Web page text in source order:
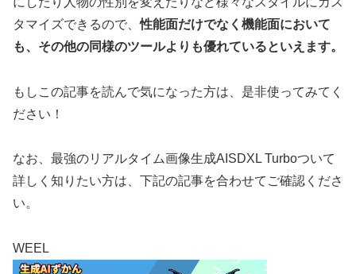
タマイズできるので、性能面だけでなく機能面において
も、その他の同様のツールよりも優れているといえます。
もしこの記事を読んで気になった方は、是非使ってみてく
ださい！
なお、最強のリアルタイム画像生成AISDXL Turboついて
詳しく知りたい方は、下記の記事を合わせてご確認くださ
い。
WEEL